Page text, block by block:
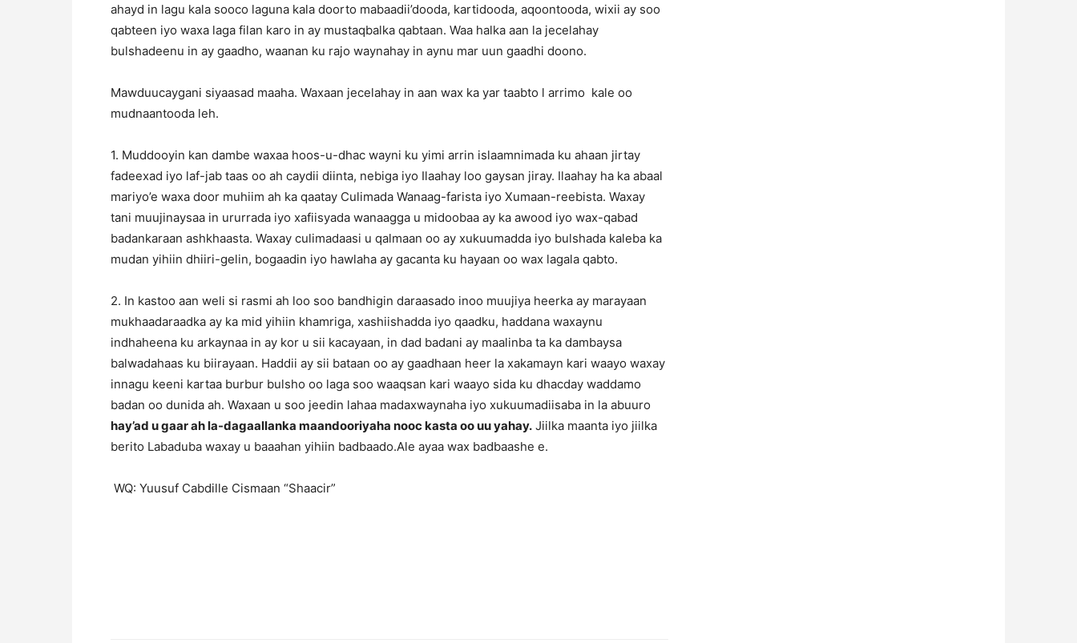
ahayd in lagu kala sooco laguna kala doorto mabaadii’dooda, kartidooda, aqoontooda, wixii ay soo
qabteen iyo waxa laga filan karo in ay mustaqbalka qabtaan. Waa halka aan la jecelahay
bulshadeenu in ay gaadho, waanan ku rajo waynahay in aynu mar uun gaadhi doono.
Mawduucaygani siyaasad maaha. Waxaan jecelahay in aan wax ka yar taabto l arrimo kale oo
mudnaantooda leh.
1. Muddooyin kan dambe waxaa hoos-u-dhac wayni ku yimi arrin islaamnimada ku ahaan jirtay
fadeexad iyo laf-jab taas oo ah caydii diinta, nebiga iyo Ilaahay loo gaysan jiray. Ilaahay ha ka abaal
mariyo’e waxa door muhiim ah ka qaatay Culimada Wanaag-farista iyo Xumaan-reebista. Waxay
tani muujinaysaa in ururrada iyo xafiisyada wanaagga u midoobaa ay ka awood iyo wax-qabad
badankaraan ashkhaasta. Waxay culimadaasi u qalmaan oo ay xukuumadda iyo bulshada kaleba ka
mudan yihiin dhiiri-gelin, bogaadin iyo hawlaha ay gacanta ku hayaan oo wax lagala qabto.
2. In kastoo aan weli si rasmi ah loo soo bandhigin daraasado inoo muujiya heerka ay marayaan
mukhaadaraadka ay ka mid yihiin khamriga, xashiishadda iyo qaadku, haddana waxaynu
indhaheena ku arkaynaa in ay kor u sii kacayaan, in dad badani ay maalinba ta ka dambaysa
balwadahaas ku biirayaan. Haddii ay sii bataan oo ay gaadhaan heer la xakamayn kari waayo waxay
innagu keeni kartaa burbur bulsho oo laga soo waaqsan kari waayo sida ku dhacday waddamo
badan oo dunida ah. Waxaan u soo jeedin lahaa madaxwaynaha iyo xukuumadiisaba in la abuuro
hay’ad u gaar ah la-dagaallanka maandooriyaha nooc kasta oo uu yahay. Jiilka maanta iyo jiilka
berito Labaduba waxay u baaahan yihiin badbaado.Ale ayaa wax badbaashe e.
WQ: Yuusuf Cabdille Cismaan “Shaacir”